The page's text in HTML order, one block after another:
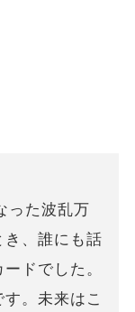
った波乱万
、誰にも話
ドでした。
。未来はこ